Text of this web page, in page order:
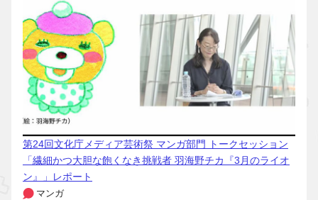
第24回文化庁メディア芸術祭 マンガ部門 トークセッション
「繊細かつ大胆な飽くなき挑戦者 羽海野チカ『3月のライオ
ン』」レポート
マンガ